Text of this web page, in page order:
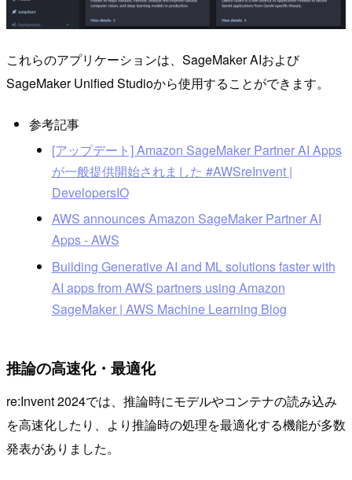
これらのアプリケーションは、SageMaker AIおよび
SageMaker Unified Studioから使用することができます。
参考記事
[アップデート] Amazon SageMaker Partner AI Apps
が一般提供開始されました #AWSreInvent |
DevelopersIO
AWS announces Amazon SageMaker Partner AI
Apps - AWS
Building Generative AI and ML solutions faster with
AI apps from AWS partners using Amazon
SageMaker | AWS Machine Learning Blog
推論の高速化・最適化
re:Invent 2024では、推論時にモデルやコンテナの読み込み
を高速化したり、より推論時の処理を最適化する機能が多数
発表がありました。